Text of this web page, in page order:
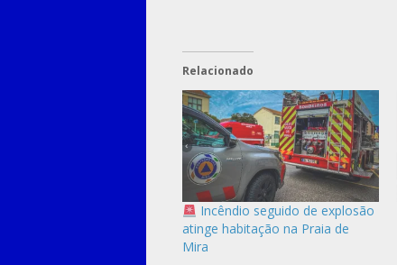
Relacionado
Incêndio seguido de explosão
atinge habitação na Praia de
Mira